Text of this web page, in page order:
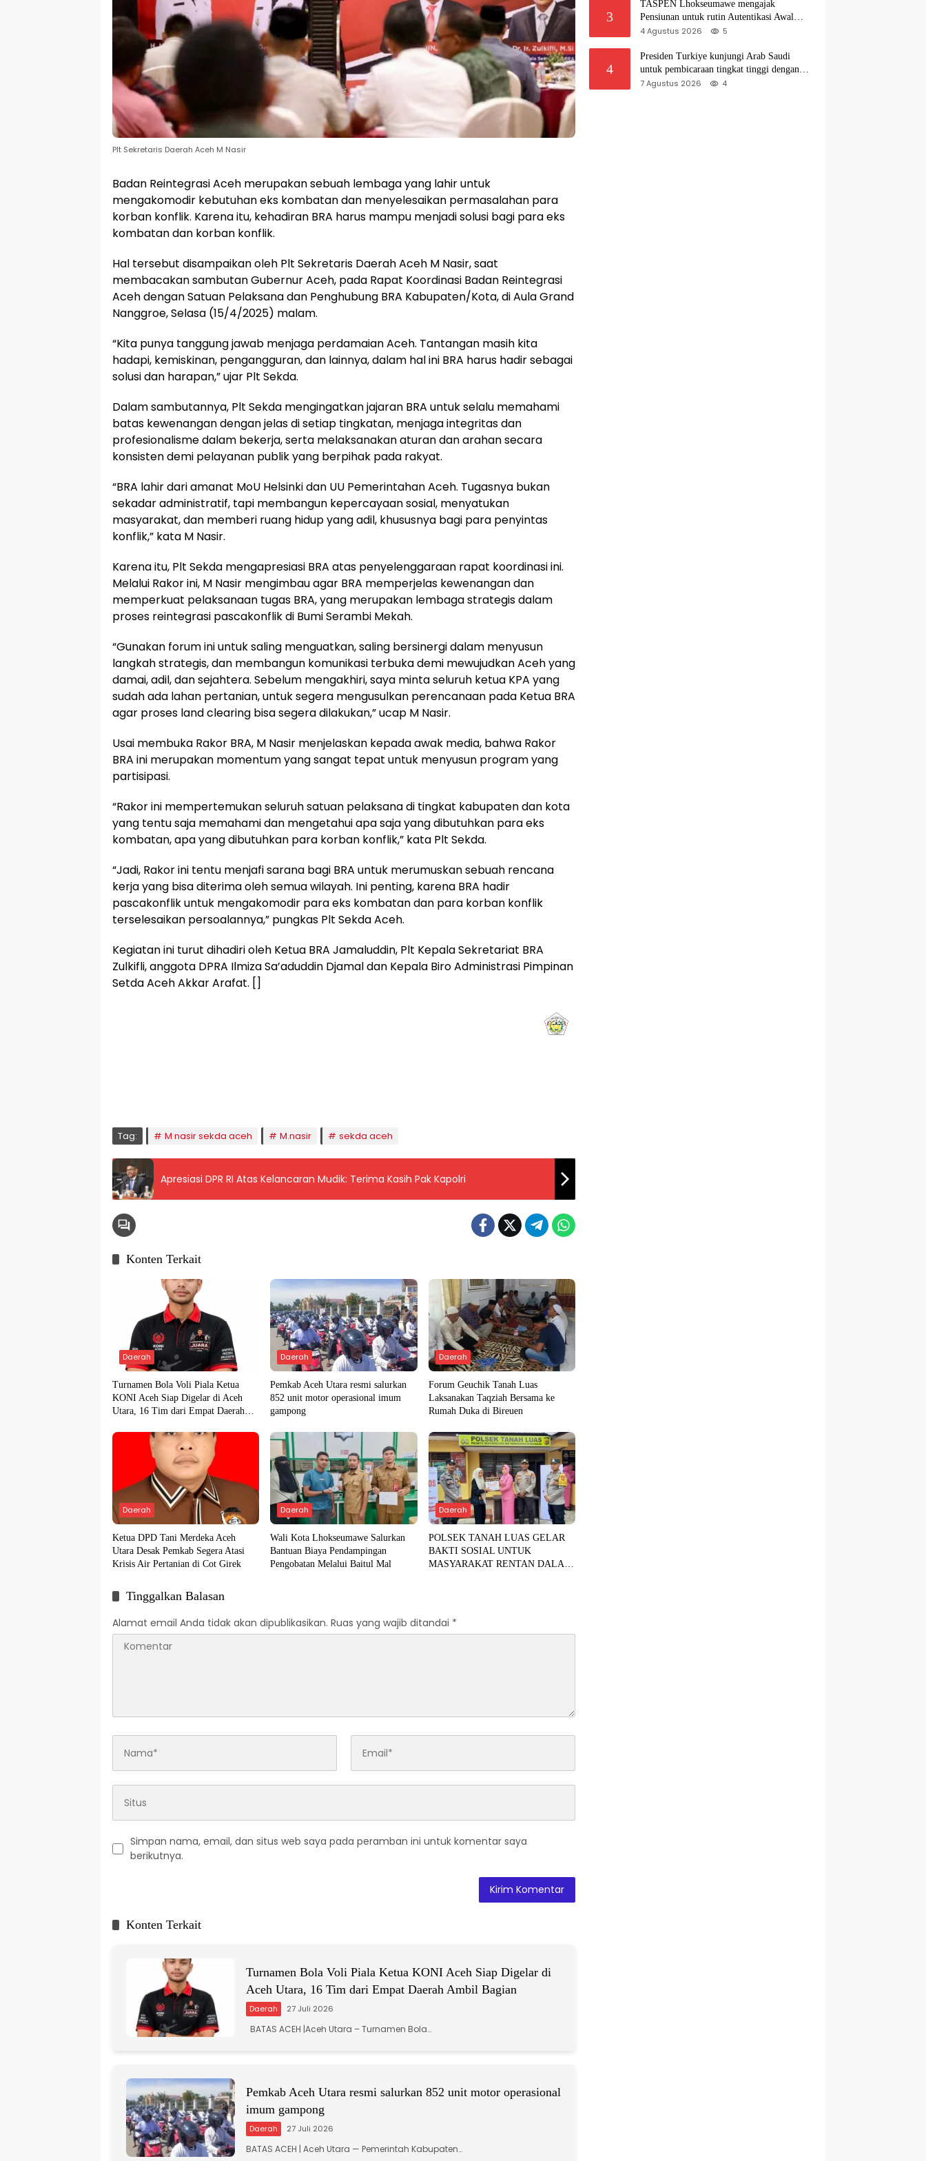
Plt Sekretaris Daerah Aceh M Nasir
Badan Reintegrasi Aceh merupakan sebuah lembaga yang lahir untuk
mengakomodir kebutuhan eks kombatan dan menyelesaikan permasalahan para
korban konflik. Karena itu, kehadiran BRA harus mampu menjadi solusi bagi para eks
kombatan dan korban konflik.
Hal tersebut disampaikan oleh Plt Sekretaris Daerah Aceh M Nasir, saat
membacakan sambutan Gubernur Aceh, pada Rapat Koordinasi Badan Reintegrasi
Aceh dengan Satuan Pelaksana dan Penghubung BRA Kabupaten/Kota, di Aula Grand
Nanggroe, Selasa (15/4/2025) malam.
“Kita punya tanggung jawab menjaga perdamaian Aceh. Tantangan masih kita
hadapi, kemiskinan, pengangguran, dan lainnya, dalam hal ini BRA harus hadir sebagai
solusi dan harapan,” ujar Plt Sekda.
Dalam sambutannya, Plt Sekda mengingatkan jajaran BRA untuk selalu memahami
batas kewenangan dengan jelas di setiap tingkatan, menjaga integritas dan
profesionalisme dalam bekerja, serta melaksanakan aturan dan arahan secara
konsisten demi pelayanan publik yang berpihak pada rakyat.
“BRA lahir dari amanat MoU Helsinki dan UU Pemerintahan Aceh. Tugasnya bukan
sekadar administratif, tapi membangun kepercayaan sosial, menyatukan
masyarakat, dan memberi ruang hidup yang adil, khususnya bagi para penyintas
konflik,” kata M Nasir.
Karena itu, Plt Sekda mengapresiasi BRA atas penyelenggaraan rapat koordinasi ini.
Melalui Rakor ini, M Nasir mengimbau agar BRA memperjelas kewenangan dan
memperkuat pelaksanaan tugas BRA, yang merupakan lembaga strategis dalam
proses reintegrasi pascakonflik di Bumi Serambi Mekah.
“Gunakan forum ini untuk saling menguatkan, saling bersinergi dalam menyusun
langkah strategis, dan membangun komunikasi terbuka demi mewujudkan Aceh yang
damai, adil, dan sejahtera. Sebelum mengakhiri, saya minta seluruh ketua KPA yang
sudah ada lahan pertanian, untuk segera mengusulkan perencanaan pada Ketua BRA
agar proses land clearing bisa segera dilakukan,” ucap M Nasir.
Usai membuka Rakor BRA, M Nasir menjelaskan kepada awak media, bahwa Rakor
BRA ini merupakan momentum yang sangat tepat untuk menyusun program yang
partisipasi.
“Rakor ini mempertemukan seluruh satuan pelaksana di tingkat kabupaten dan kota
yang tentu saja memahami dan mengetahui apa saja yang dibutuhkan para eks
kombatan, apa yang dibutuhkan para korban konflik,” kata Plt Sekda.
“Jadi, Rakor ini tentu menjafi sarana bagi BRA untuk merumuskan sebuah rencana
kerja yang bisa diterima oleh semua wilayah. Ini penting, karena BRA hadir
pascakonflik untuk mengakomodir para eks kombatan dan para korban konflik
terselesaikan persoalannya,” pungkas Plt Sekda Aceh.
Kegiatan ini turut dihadiri oleh Ketua BRA Jamaluddin, Plt Kepala Sekretariat BRA
Zulkifli, anggota DPRA Ilmiza Sa’aduddin Djamal dan Kepala Biro Administrasi Pimpinan
Setda Aceh Akkar Arafat. []
Tag: M nasir sekda aceh M.nasir sekda aceh
Apresiasi DPR RI Atas Kelancaran Mudik: Terima Kasih Pak Kapolri
Konten Terkait
Daerah
Turnamen Bola Voli Piala Ketua
KONI Aceh Siap Digelar di Aceh
Utara, 16 Tim dari Empat Daerah
Daerah
Pemkab Aceh Utara resmi salurkan
852 unit motor operasional imum
gampong
Daerah
Forum Geuchik Tanah Luas
Laksanakan Taqziah Bersama ke
Rumah Duka di Bireuen
Daerah
Ketua DPD Tani Merdeka Aceh
Utara Desak Pemkab Segera Atasi
Krisis Air Pertanian di Cot Girek
Daerah
Wali Kota Lhokseumawe Salurkan
Bantuan Biaya Pendampingan
Pengobatan Melalui Baitul Mal
Daerah
POLSEK TANAH LUAS GELAR
BAKTI SOSIAL UNTUK
MASYARAKAT RENTAN DALAM
Tinggalkan Balasan
Alamat email Anda tidak akan dipublikasikan. Ruas yang wajib ditandai *
Simpan nama, email, dan situs web saya pada peramban ini untuk komentar saya
berikutnya.
e Konten Terkait
Turnamen Bola Voli Piala Ketua KONI Aceh Siap Digelar di
Aceh Utara, 16 Tim dari Empat Daerah Ambil Bagian
Daerah 27 Juli 2026
BATAS ACEH |Aceh Utara – Turnamen Bola…
Pemkab Aceh Utara resmi salurkan 852 unit motor operasional
imum gampong
Daerah 27 Juli 2026
BATAS ACEH | Aceh Utara — Pemerintah Kabupaten…
3
TASPEN Lhokseumawe mengajak
Pensiunan untuk rutin Autentikasi Awal
bulan agar Manfaat Pensiun tetap Lancar
4 Agustus 2026 5
4
Presiden Turkiye kunjungi Arab Saudi
untuk pembicaraan tingkat tinggi dengan
putra mahkota Saudi dan PM Pakistan
7 Agustus 2026 4